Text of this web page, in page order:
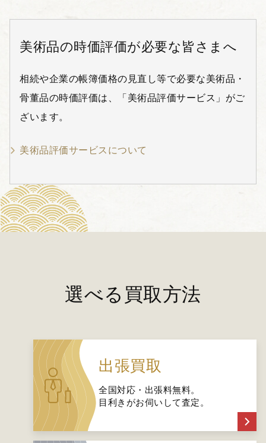
美術品の時価評価が必要な皆さまへ
相続や企業の帳簿価格の見直し等で必要な美術品・
骨董品の時価評価は、「美術品評価サービス」がご
ざいます。
美術品評価サービスについて
選べる買取方法
出張買取
全国対応・出張料無料。
目利きがお伺いして査定。